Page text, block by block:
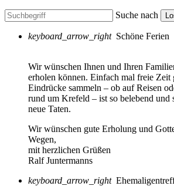
Suche nach
keyboard_arrow_right Schöne Ferien
Wir wünschen Ihnen und Ihren
erholen können. Einfach mal freie Zeit
Eindrücke sammeln – ob auf Reisen
rund um Krefeld – ist so belebend und
neue Taten.
Wir wünschen gute Erholung und
Wegen,
mit herzlichen Grüßen
Ralf Juntermanns
keyboard_arrow_right